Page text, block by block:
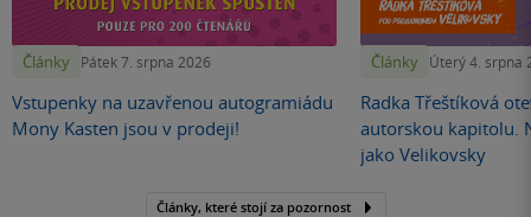
Články Pátek 7. srpna 2026
Vstupenky na uzavřenou autogramiádu
Mony Kasten jsou v prodeji!
Články Úterý 4. srpna
Radka Třeštíková
autorskou kapitolu.
jako Velikovsky
Články, které stojí za pozornost